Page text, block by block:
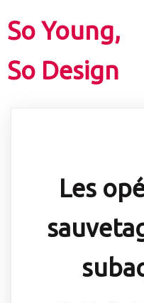
So Young,
So Design
Les